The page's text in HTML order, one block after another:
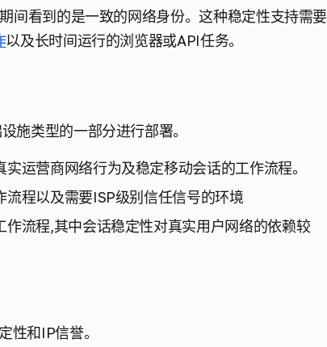
间看到的是一致的网络身份。这种稳定性支持需要
以及长时间运行的浏览器或API任务。
施类型的一部分进行部署。
运营商网络行为及稳定移动会话的工作流程。
程以及需要ISP级别信任信号的环境
流程,其中会话稳定性对真实用户网络的依赖较
性和IP信誉。